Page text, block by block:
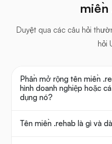
Duyệt qua các câu hỏi
hỏi
Phần mở rộng tên miền
hình doanh nghiệp hoặc
dụng nó?
Tên miền .rehab là gì và